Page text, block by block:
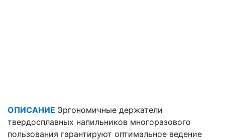
ОПИСАНИЕ Эргономичные держатели
твердосплавных напильников многоразового
пользования гарантируют оптимальное ведение